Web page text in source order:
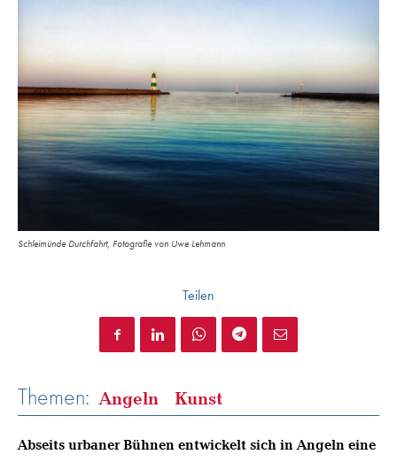
Schleimünde Durchfahrt, Fotografie von Uwe Lehmann
Teilen
Themen: Angeln Kunst
Abseits urbaner Bühnen entwickelt sich in Angeln eine